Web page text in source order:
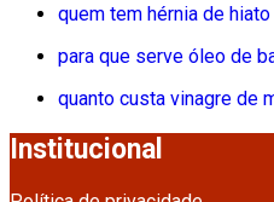
quem tem hérnia de
para que serve óleo de
quanto custa vinagre de
Institucional